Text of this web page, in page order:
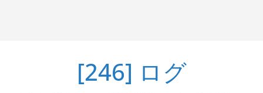
[246] ログ